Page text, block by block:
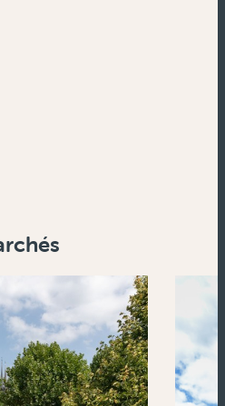
fenêtre)